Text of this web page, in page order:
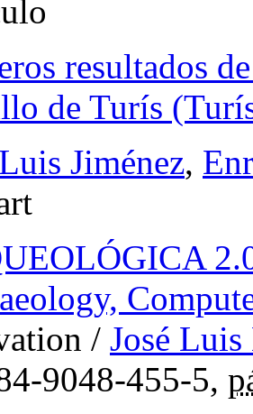
resultados
de Turís
Jiménez,
/ José
9048-455-5,